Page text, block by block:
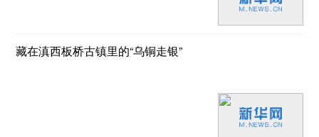
藏在滇西板桥古镇里的“乌铜走银”